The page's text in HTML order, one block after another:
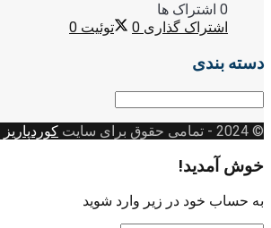
0 اشتراک ها
اشتراک گذاری 0 توئیت 0
دسته بندی
دسته
© 2024
- تمامی حقوق برای سایت کوردپاریز
خوش آمدید!
به حساب خود در زیر وارد شوید